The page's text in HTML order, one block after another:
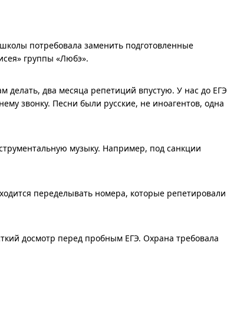
потребовала заменить подготовленные
группы «Любэ».
делать, два месяца репетиций впустую. У нас до ЕГЭ
звонку. Песни были русские, не иноагентов, одна
музыку. Например, под санкции
переделывать номера, которые репетировали
досмотр перед пробным ЕГЭ. Охрана требовала